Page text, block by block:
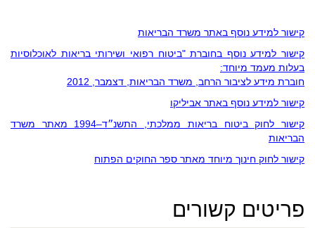
קישור למידע נוסף באתר משרד הבריאות
קישור למידע נוסף בחוברת "ביטוח רפואי ושירותי בריאות לאוכלוסיות
בעלות מעמד מיוחד:
חוברת מידע לציבור הרחב, משרד הבריאות, דצמבר, 2012
קישור למידע נוסף באתר אביליקו
קישור לחוק ביטוח בריאות ממלכתי, התשנ״ד–1994 מאתר משרד
הבריאות
קישור לחוק חינוך מיוחד מאתר ספר החוקים הפתוח
פריטים קשורים